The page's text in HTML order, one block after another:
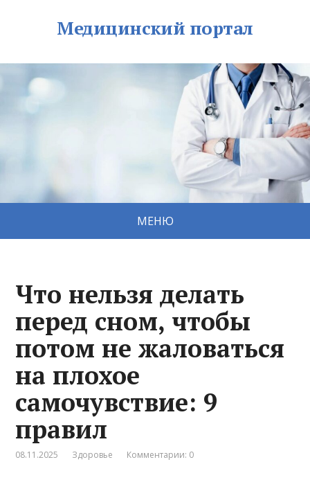
Медицинский портал
МЕНЮ
Что нельзя делать
перед сном, чтобы
потом не жаловаться
на плохое
самочувствие: 9
правил
08.11.2025 Здоровье Комментарии: 0